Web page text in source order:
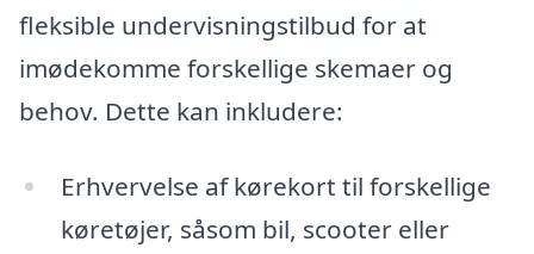
fleksible undervisningstilbud for at
imødekomme forskellige skemaer og
behov. Dette kan inkludere:
Erhvervelse af kørekort til forskellige
køretøjer, såsom bil, scooter eller